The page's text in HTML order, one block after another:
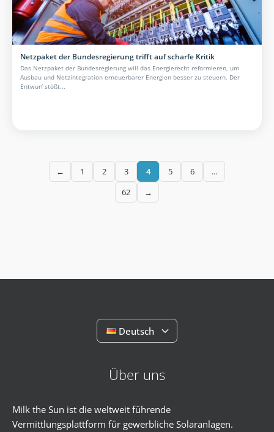
Netzpaket der Bundesregierung trifft auf scharfe Kritik
Das Netzpaket der Bundesregierung will das Energierecht reformieren, um
Ausbau und Netzintegration erneuerbarer Energien besser zu steuern. Der
Entwurf stößt...
← 1 2 3 4 5 6
...
62
→
Deutsch
Über uns
Milk the Sun ist die weltweit führende
Vermittlungsplattform für gewerbliche Solaranlagen.